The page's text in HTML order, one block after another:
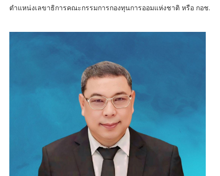
ตำแหน่งเลขาธิการคณะกรรมการกองทุนการออมแห่งชาติ หรือ กอช.